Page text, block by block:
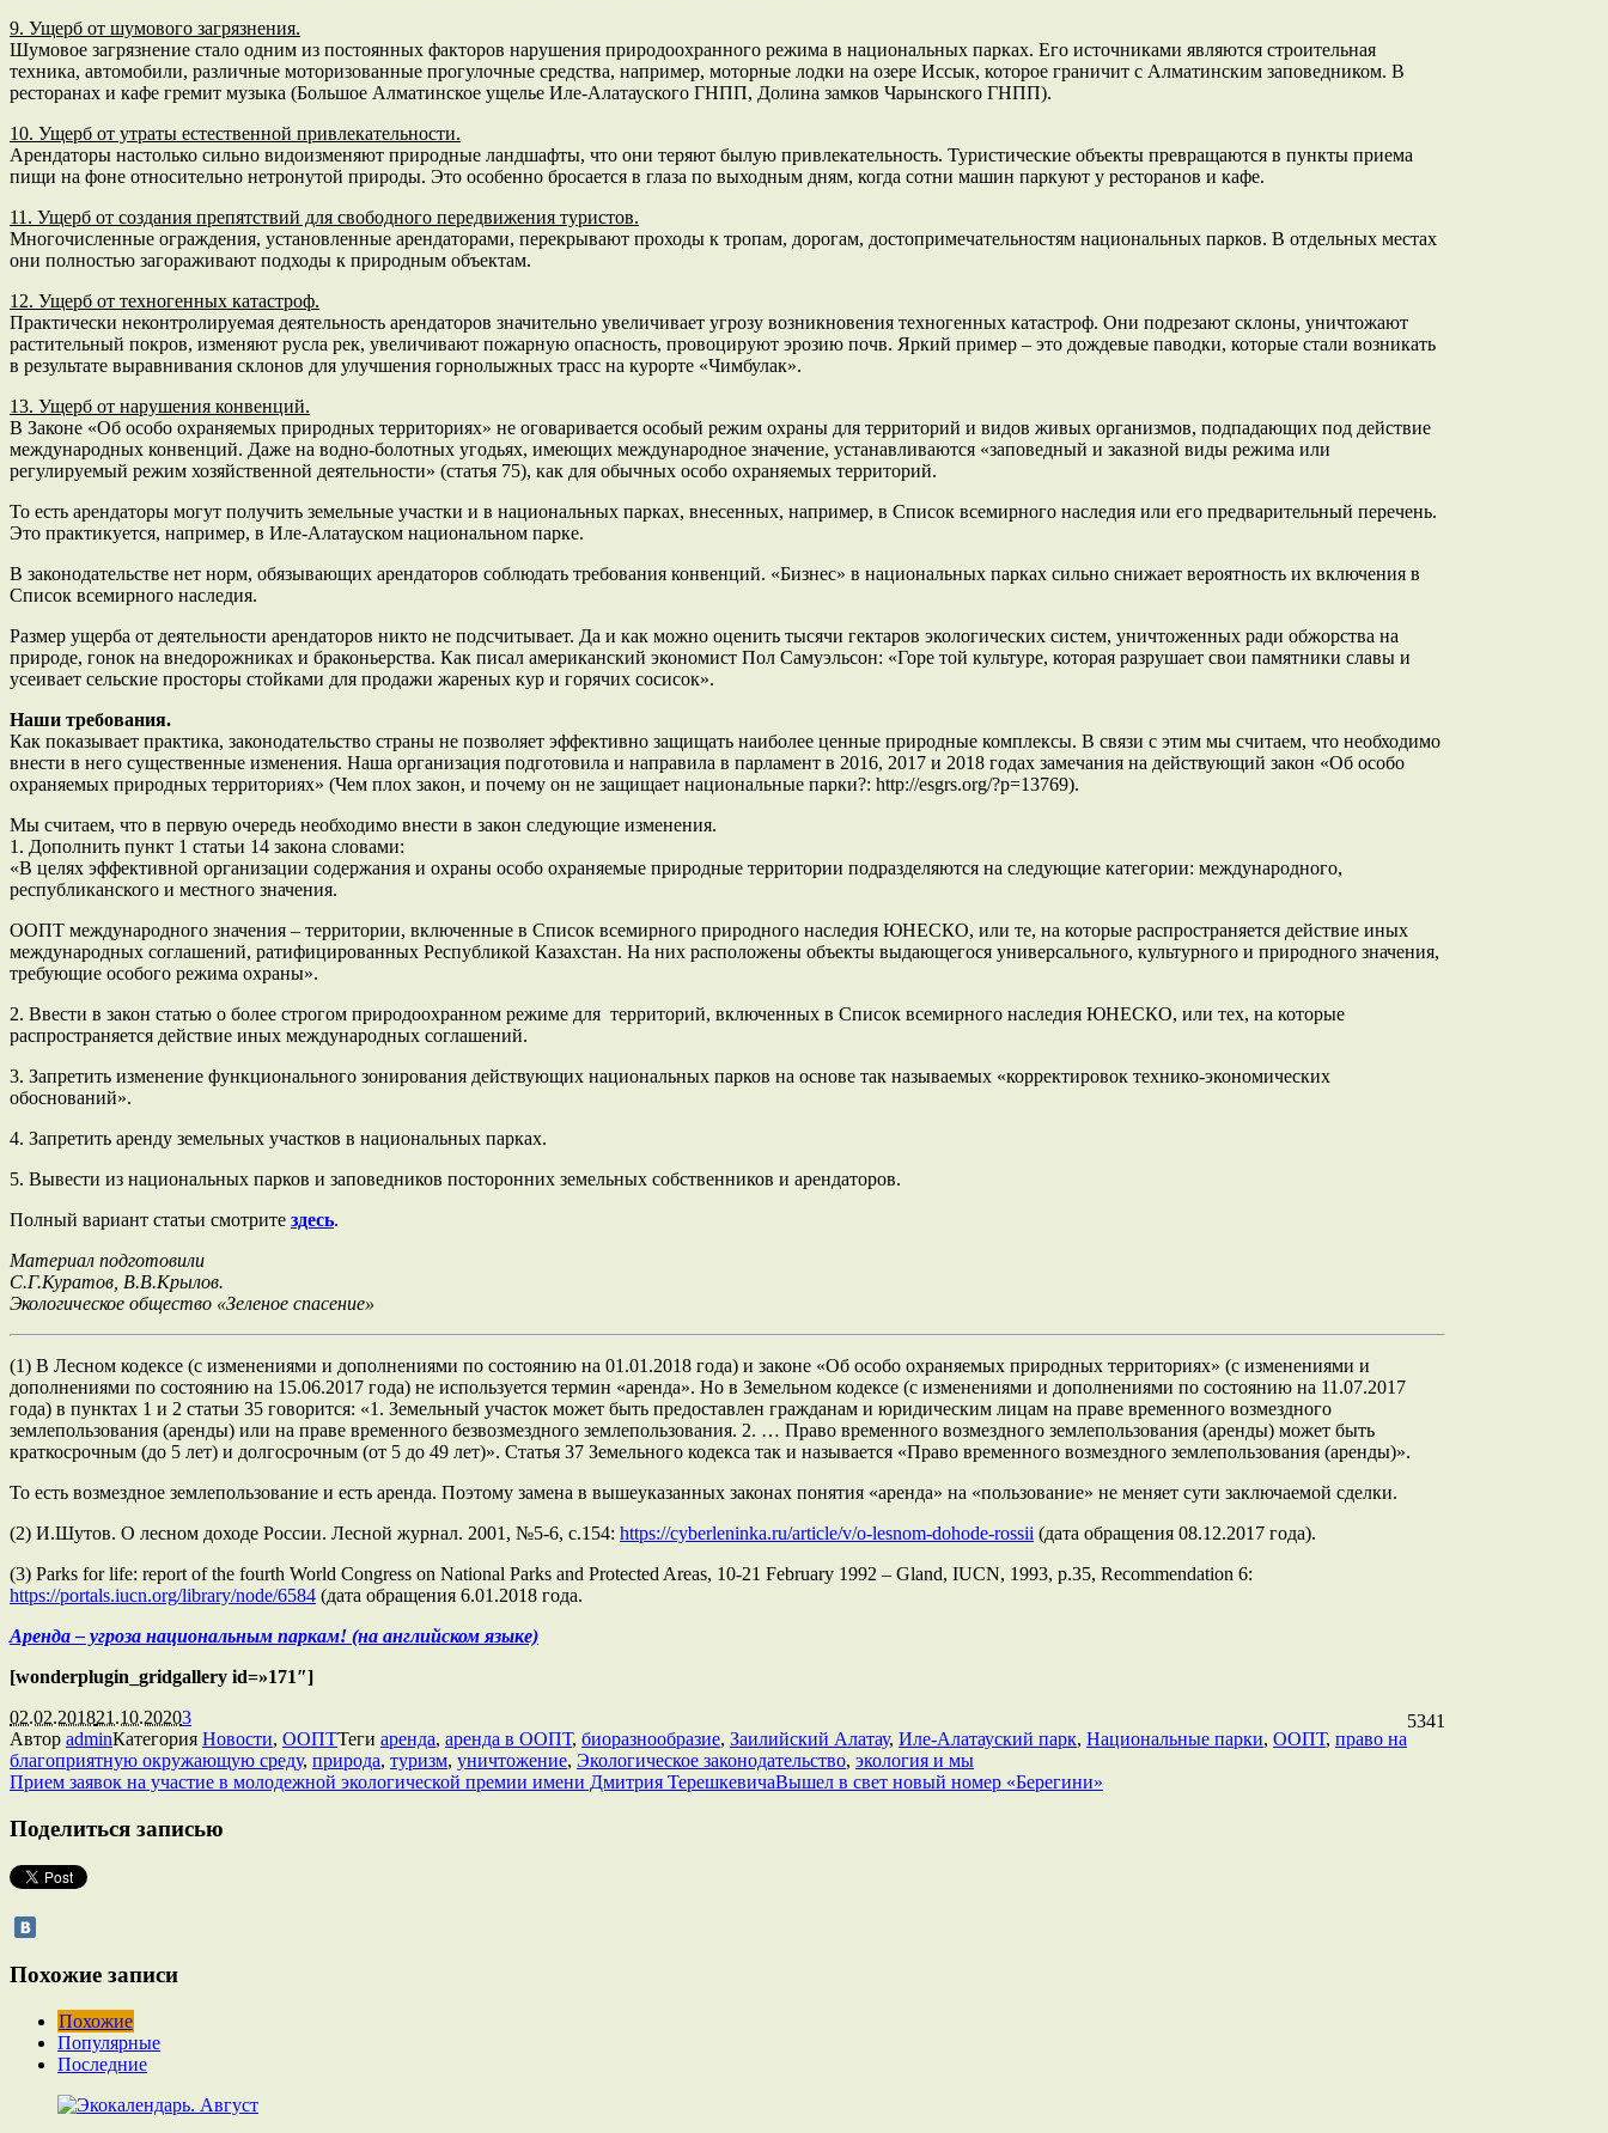
9. Ущерб от шумового загрязнения.
Шумовое загрязнение стало одним из постоянных факторов нарушения природоохранного режима в национальных парках. Его источниками являются строительная
техника, автомобили, различные моторизованные прогулочные средства, например, моторные лодки на озере Иссык, которое граничит с Алматинским заповедником. В
ресторанах и кафе гремит музыка (Большое Алматинское ущелье Иле-Алатауского ГНПП, Долина замков Чарынского ГНПП).
10. Ущерб от утраты естественной привлекательности.
Арендаторы настолько сильно видоизменяют природные ландшафты, что они теряют былую привлекательность. Туристические объекты превращаются в пункты приема
пищи на фоне относительно нетронутой природы. Это особенно бросается в глаза по выходным дням, когда сотни машин паркуют у ресторанов и кафе.
11. Ущерб от создания препятствий для свободного передвижения туристов.
Многочисленные ограждения, установленные арендаторами, перекрывают проходы к тропам, дорогам, достопримечательностям национальных парков. В отдельных местах
они полностью загораживают подходы к природным объектам.
12. Ущерб от техногенных катастроф.
Практически неконтролируемая деятельность арендаторов значительно увеличивает угрозу возникновения техногенных катастроф. Они подрезают склоны, уничтожают
растительный покров, изменяют русла рек, увеличивают пожарную опасность, провоцируют эрозию почв. Яркий пример – это дождевые паводки, которые стали возникать
в результате выравнивания склонов для улучшения горнолыжных трасс на курорте «Чимбулак».
13. Ущерб от нарушения конвенций.
В Законе «Об особо охраняемых природных территориях» не оговаривается особый режим охраны для территорий и видов живых организмов, подпадающих под действие
международных конвенций. Даже на водно-болотных угодьях, имеющих международное значение, устанавливаются «заповедный и заказной виды режима или
регулируемый режим хозяйственной деятельности» (статья 75), как для обычных особо охраняемых территорий.
То есть арендаторы могут получить земельные участки и в национальных парках, внесенных, например, в Список всемирного наследия или его предварительный перечень.
Это практикуется, например, в Иле-Алатауском национальном парке.
В законодательстве нет норм, обязывающих арендаторов соблюдать требования конвенций. «Бизнес» в национальных парках сильно снижает вероятность их включения в
Список всемирного наследия.
Размер ущерба от деятельности арендаторов никто не подсчитывает. Да и как можно оценить тысячи гектаров экологических систем, уничтоженных ради обжорства на
природе, гонок на внедорожниках и браконьерства. Как писал американский экономист Пол Самуэльсон: «Горе той культуре, которая разрушает свои памятники славы и
усеивает сельские просторы стойками для продажи жареных кур и горячих сосисок».
Наши требования.
Как показывает практика, законодательство страны не позволяет эффективно защищать наиболее ценные природные комплексы. В связи с этим мы считаем, что необходимо
внести в него существенные изменения. Наша организация подготовила и направила в парламент в 2016, 2017 и 2018 годах замечания на действующий закон «Об особо
охраняемых природных территориях» (Чем плох закон, и почему он не защищает национальные парки?: http://esgrs.org/?p=13769).
Мы считаем, что в первую очередь необходимо внести в закон следующие изменения.
1. Дополнить пункт 1 статьи 14 закона словами:
«В целях эффективной организации содержания и охраны особо охраняемые природные территории подразделяются на следующие категории: международного,
республиканского и местного значения.
ООПТ международного значения – территории, включенные в Список всемирного природного наследия ЮНЕСКО, или те, на которые распространяется действие иных
международных соглашений, ратифицированных Республикой Казахстан. На них расположены объекты выдающегося универсального, культурного и природного значения,
требующие особого режима охраны».
2. Ввести в закон статью о более строгом природоохранном режиме для территорий, включенных в Список всемирного наследия ЮНЕСКО, или тех, на которые
распространяется действие иных международных соглашений.
3. Запретить изменение функционального зонирования действующих национальных парков на основе так называемых «корректировок технико-экономических
обоснований».
4. Запретить аренду земельных участков в национальных парках.
5. Вывести из национальных парков и заповедников посторонних земельных собственников и арендаторов.
Полный вариант статьи смотрите здесь.
Материал подготовили
С.Г.Куратов, В.В.Крылов.
Экологическое общество «Зеленое спасение»
(1) В Лесном кодексе (с изменениями и дополнениями по состоянию на 01.01.2018 года) и законе «Об особо охраняемых природных территориях» (с изменениями и
дополнениями по состоянию на 15.06.2017 года) не используется термин «аренда». Но в Земельном кодексе (с изменениями и дополнениями по состоянию на 11.07.2017
года) в пунктах 1 и 2 статьи 35 говорится: «1. Земельный участок может быть предоставлен гражданам и юридическим лицам на праве временного возмездного
землепользования (аренды) или на праве временного безвозмездного землепользования. 2. … Право временного возмездного землепользования (аренды) может быть
краткосрочным (до 5 лет) и долгосрочным (от 5 до 49 лет)». Статья 37 Земельного кодекса так и называется «Право временного возмездного землепользования (аренды)».
То есть возмездное землепользование и есть аренда. Поэтому замена в вышеуказанных законах понятия «аренда» на «пользование» не меняет сути заключаемой сделки.
(2) И.Шутов. О лесном доходе России. Лесной журнал. 2001, №5-6, с.154: https://cyberleninka.ru/article/v/o-lesnom-dohode-rossii (дата обращения 08.12.2017 года).
(3) Parks for life: report of the fourth World Congress on National Parks and Protected Areas, 10-21 February 1992 – Gland, IUCN, 1993, р.35, Recommendation 6:
https://portals.iucn.org/library/node/6584 (дата обращения 6.01.2018 года.
Аренда – угроза национальным паркам! (на английском языке)
[wonderplugin_gridgallery id=»171″]
02.02.201821.10.20203
5341
Автор adminКатегория Новости, ООПТТеги аренда, аренда в ООПТ, биоразнообразие, Заилийский Алатау, Иле-Алатауский парк, Национальные парки, ООПТ, право на
благоприятную окружающую среду, природа, туризм, уничтожение, Экологическое законодательство, экология и мы
Прием заявок на участие в молодежной экологической премии имени Дмитрия ТерешкевичаВышел в свет новый номер «Берегини»
Поделиться записью
Похожие записи
Похожие
Популярные
Последние